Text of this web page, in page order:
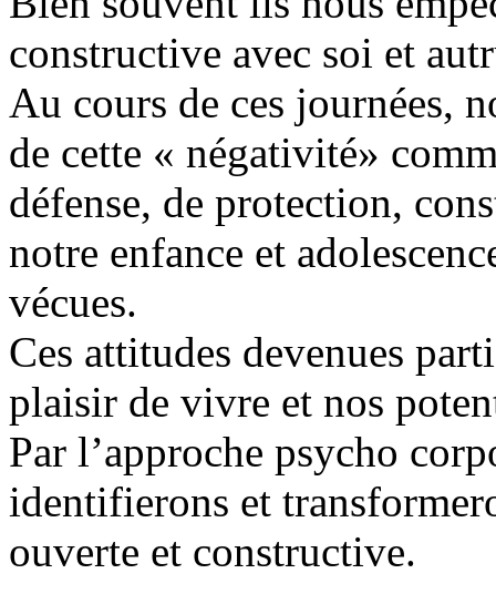
constructive avec soi et
Au cours de ces journées,
de cette « négativité»
défense, de protection,
notre enfance et
vécues.
Ces attitudes devenues
plaisir de vivre et nos
Par l’approche psycho
identifierons et
ouverte et constructive.